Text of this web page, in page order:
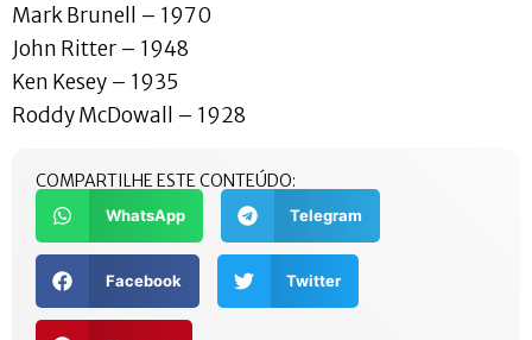
Mark Brunell – 1970
John Ritter – 1948
Ken Kesey – 1935
Roddy McDowall – 1928
COMPARTILHE ESTE CONTEÚDO:
WhatsApp Telegram
Facebook Twitter